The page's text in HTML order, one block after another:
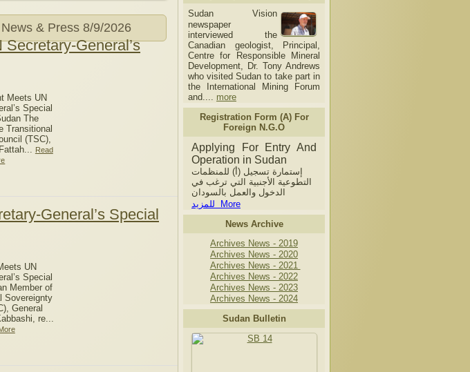
& Press 8/9/2026
General’s
Meets UN
Special
The
Transitional
(TSC),
Read
General’s Special
UN
Special
Member of
Sovereignty
General
re...
Sudan Vision
newspaper
interviewed the
Canadian geologist, Principal,
Centre for Responsible Mineral
Development, Dr. Tony Andrews
who visited Sudan to take part in
the International Mining Forum
and.... more
Registration Form (A) For
Foreign N.G.O
Applying For Entry And
Operation in Sudan
إستمارة تسجيل (أ) للمنظمات
التطوعية الأجنبية التي ترغب في
الدخول والعمل بالسودان
للمزيد More
News Archive
Archives News - 2019
Archives News - 2020
Archives News - 2021
Archives News - 2022
Archives News - 2023
Archives News - 2024
Sudan Bulletin